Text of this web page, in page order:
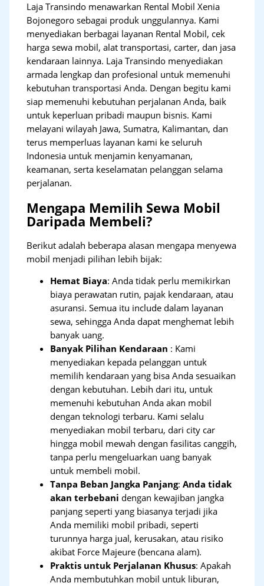
Laja Transindo menawarkan Rental Mobil Xenia
Bojonegoro sebagai produk unggulannya. Kami
menyediakan berbagai layanan Rental Mobil, cek
harga sewa mobil, alat transportasi, carter, dan jasa
kendaraan lainnya. Laja Transindo menyediakan
armada lengkap dan profesional untuk memenuhi
kebutuhan transportasi Anda. Dengan begitu kami
siap memenuhi kebutuhan perjalanan Anda, baik
untuk keperluan pribadi maupun bisnis. Kami
melayani wilayah Jawa, Sumatra, Kalimantan, dan
terus memperluas layanan kami ke seluruh
Indonesia untuk menjamin kenyamanan,
keamanan, serta keselamatan pelanggan selama
perjalanan.
Mengapa Memilih Sewa Mobil
Daripada Membeli?
Berikut adalah beberapa alasan mengapa menyewa
mobil menjadi pilihan lebih bijak:
Hemat Biaya: Anda tidak perlu memikirkan
biaya perawatan rutin, pajak kendaraan, atau
asuransi. Semua itu include dalam layanan
sewa, sehingga Anda dapat menghemat lebih
banyak uang.
Banyak Pilihan Kendaraan : Kami
menyediakan kepada pelanggan untuk
memilih kendaraan yang bisa Anda sesuaikan
dengan kebutuhan. Lebih dari itu, untuk
memenuhi kebutuhan Anda akan mobil
dengan teknologi terbaru. Kami selalu
menyediakan mobil terbaru, dari city car
hingga mobil mewah dengan fasilitas canggih,
tanpa perlu mengeluarkan uang banyak
untuk membeli mobil.
Tanpa Beban Jangka Panjang:Anda tidak
akan terbebani dengan kewajiban jangka
panjang seperti yang biasanya terjadi jika
Anda memiliki mobil pribadi, seperti
turunnya harga jual, kerusakan, atau risiko
akibat Force Majeure (bencana alam).
Praktis untuk Perjalanan Khusus: Apakah
Anda membutuhkan mobil untuk liburan,